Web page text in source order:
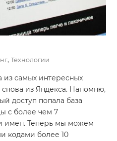
,Технологии
из самых интересных
из Яндекса. Напомню,
доступ попала база
с более чем 7
имен. Теперь мы можем
кодами более 10